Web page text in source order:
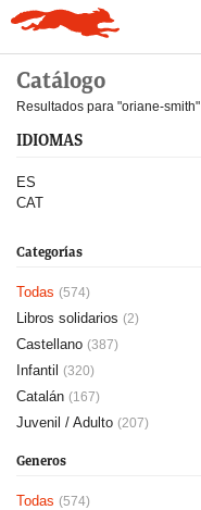
Catálogo
Resultados para "oriane-smith"
IDIOMAS
ES
CAT
Categorías
Todas (574)
Libros solidarios (2)
Castellano (387)
Infantil (320)
Catalán (167)
Juvenil / Adulto (207)
Generos
Todas (574)